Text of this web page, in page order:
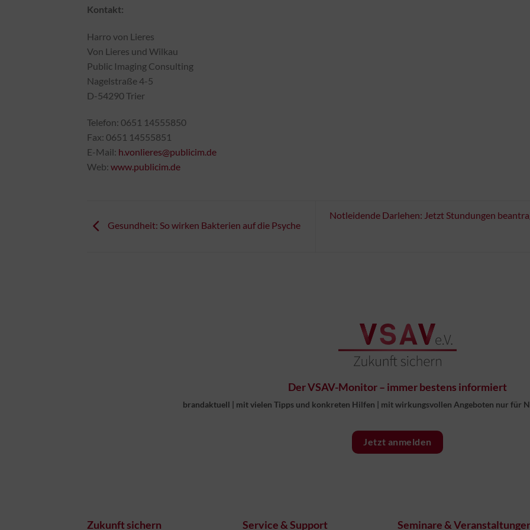
Kontakt:
Harro von Lieres
Von Lieres und Wilkau
Public Imaging Consulting
Nagelstraße 4-5
D-54290 Trier
Telefon: 0651 14555850
Fax: 0651 14555851
E-Mail: h.vonlieres@publicim.de
Web: www.publicim.de
Gesundheit: So wirken Bakterien auf die Psyche
Notleidende Darlehen: Jetzt Stundungen
Der VSAV-Monitor – immer bestens informiert
brandaktuell | mit vielen Tipps und konkreten Hilfen | mit wirkungsvollen Angeboten nur für
Jetzt anmelden
Zukunft sichern Service & Support Seminare &